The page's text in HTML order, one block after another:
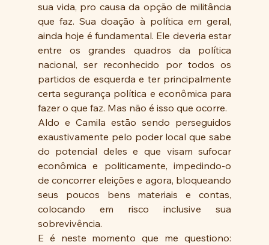
sua vida, pro causa da opção de militância
que faz. Sua doação à política em geral,
ainda hoje é fundamental. Ele deveria estar
entre os grandes quadros da política
nacional, ser reconhecido por todos os
partidos de esquerda e ter principalmente
certa segurança política e econômica para
fazer o que faz. Mas não é isso que ocorre.
Aldo e Camila estão sendo perseguidos
exaustivamente pelo poder local que sabe
do potencial deles e que visam sufocar
econômica e politicamente, impedindo-o
de concorrer eleições e agora, bloqueando
seus poucos bens materiais e contas,
colocando em risco inclusive sua
sobrevivência.
E é neste momento que me questiono: